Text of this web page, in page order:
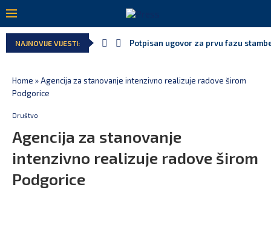
NAJNOVIJE VIJESTI: Potpisan ugovor za prvu fazu
Home »Agencija za stanovanje intenzivno realizuje radove širom
Podgorice
Društvo
Agencija za stanovanje
intenzivno realizuje radove širom
Podgorice